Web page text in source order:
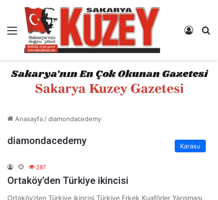
Menü Kayıt
Anasayfa/diamondacedemy
diamondacedemy Karasu
287
Ortaköy’den Türkiye ikincisi
Ortaköy’den Türkiye ikincisi Türkiye Erkek Kuaförler Yarışması